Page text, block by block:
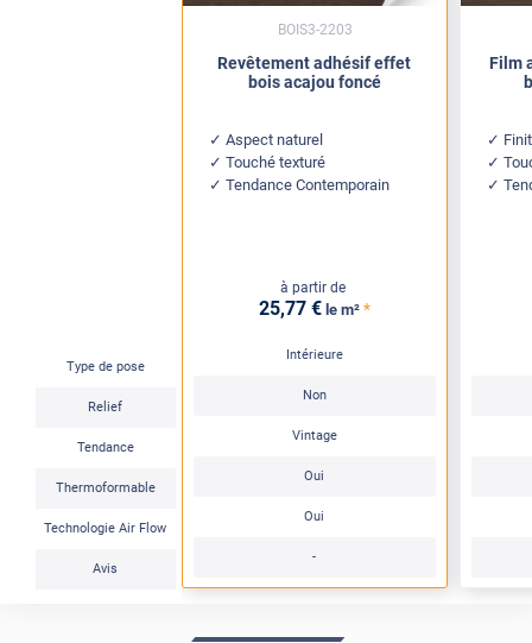
Type de pose
Relief
Tendance
Thermoformable
Technologie Air Flow
Avis
Revêtement adhésif effet
bois acajou foncé
Aspect naturel
Touché texturé
Tendance Contemporain
à partir de
25,77 € le m² *
Intérieure
Non
Vintage
Oui
Oui
-
BOIS3-2203
Film